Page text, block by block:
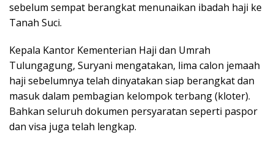
sebelum sempat berangkat menunaikan ibadah haji ke
Tanah Suci.
Kepala Kantor Kementerian Haji dan Umrah
Tulungagung, Suryani mengatakan, lima calon jemaah
haji sebelumnya telah dinyatakan siap berangkat dan
masuk dalam pembagian kelompok terbang (kloter).
Bahkan seluruh dokumen persyaratan seperti paspor
dan visa juga telah lengkap.